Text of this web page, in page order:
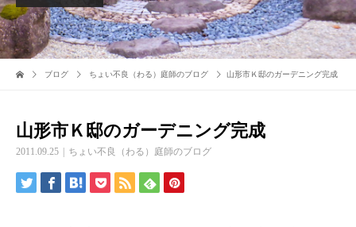
ブログ ちょい不良（わる）庭師のブログ 山形市Ｋ邸のガーデニング完成
山形市Ｋ邸のガーデニング完成
2011.09.25 ちょい不良（わる）庭師のブログ